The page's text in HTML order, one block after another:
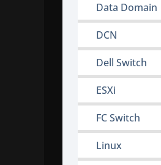
Data Domain
DCN
Dell Switch
ESXi
FC Switch
Linux